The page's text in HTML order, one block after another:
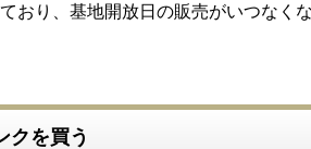
おり、基地開放日の販売がいつなく
クを買う